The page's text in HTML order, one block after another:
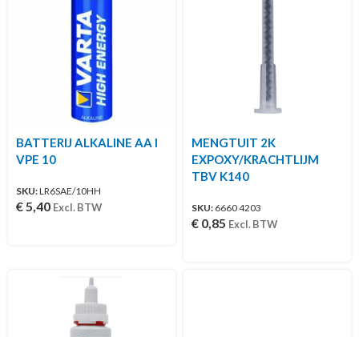
BATTERIJ ALKALINE AA I
VPE 10
SKU:LR6SAE/10HH
€5,40 Excl. BTW
MENGTUIT 2K
EXPOXY/KRACHTLIJM
TBV K140
SKU: 6660 4203
€ 0,85 Excl. BTW